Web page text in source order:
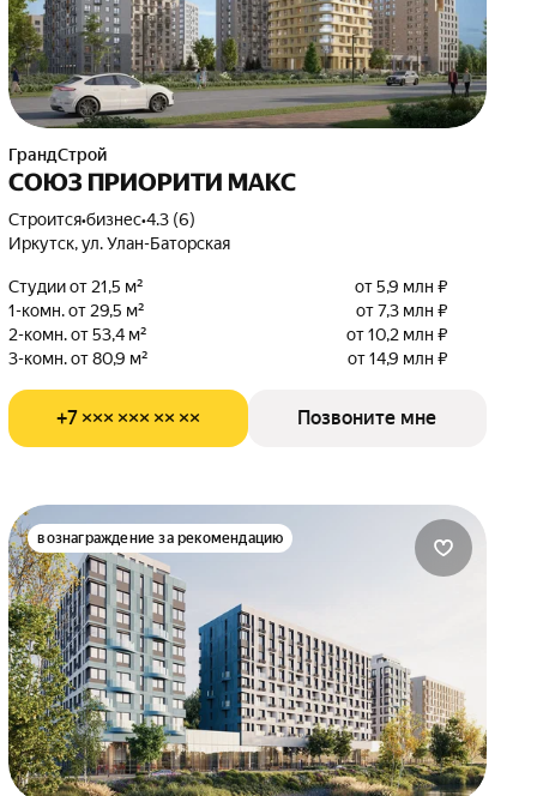
ГрандСтрой
СОЮЗ ПРИОРИТИ МАКС
Строится•бизнес•4.3 (6)
Иркутск, ул. Улан-Баторская
Студии от 21,5 м²
от 5,9 млн ₽
1-комн. от 29,5 м²
от 7,3 млн ₽
2-комн. от 53,4 м²
от 10,2 млн ₽
3-комн. от 80,9 м²
от 14,9 млн ₽
+7 ××× ××× ×× ×× Позвоните мне
вознаграждение за рекомендацию